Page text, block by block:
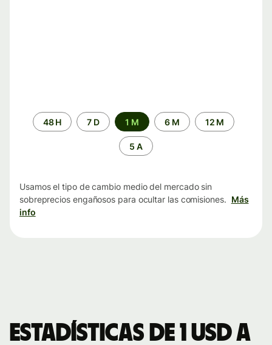
Periodo48 H 7 D 1 M 6 M 12 M
5 A
Usamos el tipo de cambio medio del mercado sin
sobreprecios engañosos para ocultar las comisiones. Más
info
Estadísticas de 1 USD a